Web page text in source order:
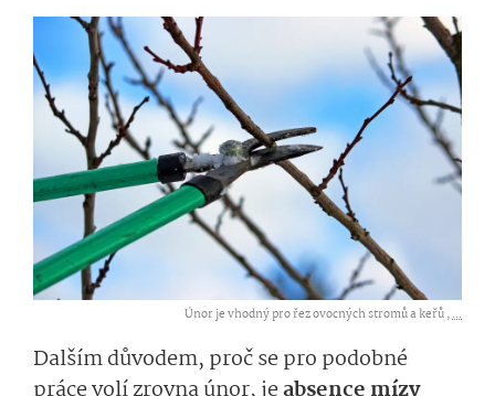
Únor je vhodný pro řez ovocných stromů a keřů ,...
Dalším důvodem, proč se pro podobné